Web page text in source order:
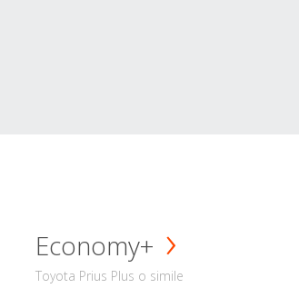
Economy+
Toyota Prius Plus o simile